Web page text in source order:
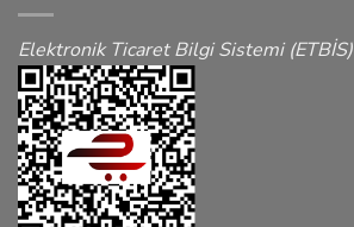
Elektronik Ticaret Bilgi Sistemi (ETBİS)